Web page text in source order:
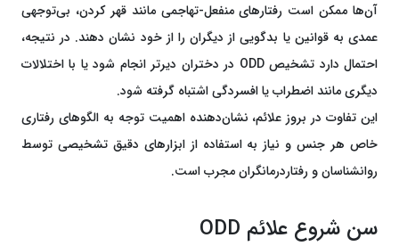
آن‌ها ممکن است رفتارهای منفعل-تهاجمی مانند قهر کردن، بی‌توجهی
عمدی به قوانین یا بدگویی از دیگران را از خود نشان دهند. در نتیجه،
احتمال دارد تشخیص ODD در دختران دیرتر انجام شود یا با اختلالات
دیگری مانند اضطراب یا افسردگی اشتباه گرفته شود.
این تفاوت در بروز علائم، نشان‌دهنده اهمیت توجه به الگوهای رفتاری
خاص هر جنس و نیاز به استفاده از ابزارهای دقیق تشخیصی توسط
روانشناسان و رفتاردرمانگران مجرب است.
سن شروع علائم ODD